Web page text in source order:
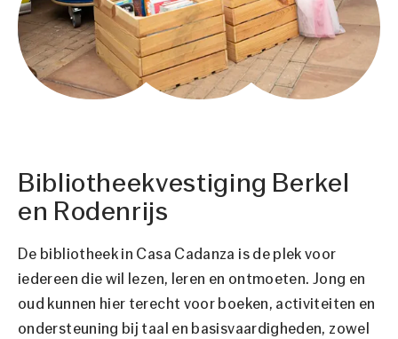
Bibliotheekvestiging Berkel
en Rodenrijs
De bibliotheek in Casa Cadanza is de plek voor
iedereen die wil lezen, leren en ontmoeten. Jong en
oud kunnen hier terecht voor boeken, activiteiten en
ondersteuning bij taal en basisvaardigheden, zowel